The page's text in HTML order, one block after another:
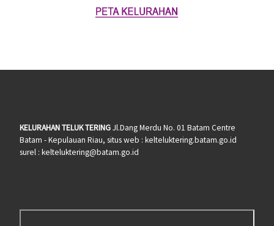
KELURAHAN TELUK TERINGJl.Dang Merdu No. 01 Batam Centre
Batam - Kepulauan Riau, situs web : kelteluktering.batam.go.id
surel : kelteluktering@batam.go.id